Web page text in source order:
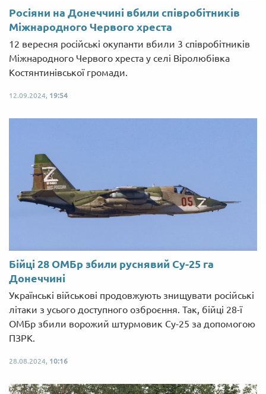
Росіяни на Донеччині вбили співробітників
Міжнародного Червого хреста
12 вересня російські окупанти вбили 3 співробітників
Міжнародного Червого хреста у селі Віролюбівка
Костянтинівської громади.
12.09.2024, 19:54
Бійці 28 ОМБр збили руснявий Су-25 га
Донеччині
Українські військові продовжують знищувати російські
літаки з усього доступного озброєння. Так, бійці 28-ї
ОМБр збили ворожий штурмовик Су-25 за допомогою
ПЗРК.
28.08.2024, 10:16